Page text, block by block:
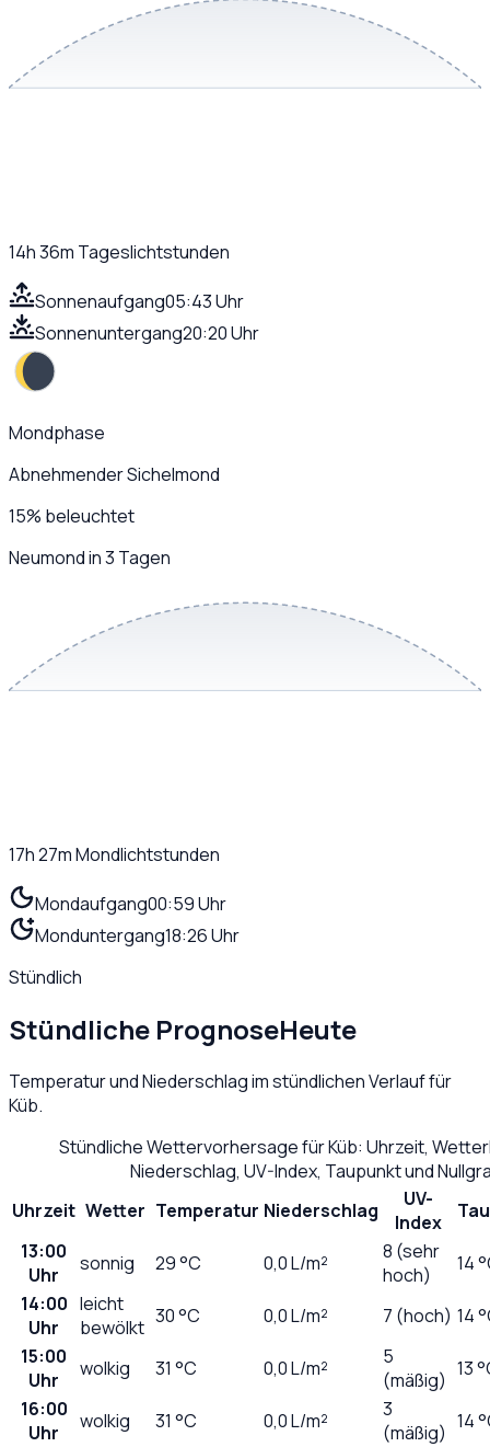
14h 36m Tageslichtstunden
Sonnenaufgang05:43 Uhr
Sonnenuntergang20:20 Uhr
Mondphase
Abnehmender Sichelmond
15% beleuchtet
Neumond in 3 Tagen
17h 27mMondlichtstunden
Mondaufgang00:59 Uhr
Monduntergang18:26 Uhr
Stündlich
Stündliche PrognoseHeute
Temperatur und Niederschlag im stündlichen Verlauf für
Küb.
Stündliche Wettervorhersage fürKüb: Uhrzeit,
Niederschlag, UV-Index, Taupunkt und
Uhrzeit Wetter Temperatur Niederschlag
UV-
Index
13:00
Uhr
sonnig 29°C 0,0L/m²
8 (sehr
hoch)
14
14:00
Uhr
leicht
bewölkt 30°C 0,0L/m² 7 (hoch) 14
15:00
Uhr
wolkig 31 °C 0,0L/m²
5
(mäßig) 13
16:00
Uhr
wolkig 31 °C 0,0L/m²
3
(mäßig) 14